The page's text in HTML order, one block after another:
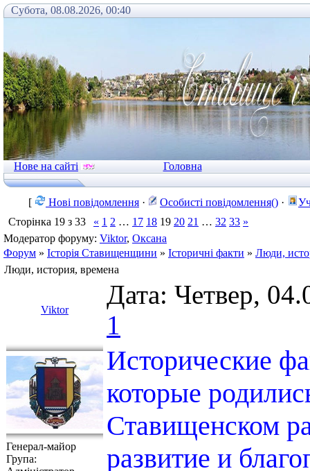
Субота, 08.08.2026, 00:40
Нове на сайті Головна
[ Нові повідомлення · Особисті повідомлення() ·
Сторінка 19 з 33 « 1 2 … 17 18 19 20 21 … 32 33 »
Модератор форуму: Viktor, Оксана
Форум » Історія Ставищенщини » Історичні факти » Люди,
Люди, история, времена
Viktor
Дата: Четвер,
1
Генерал-майор
Група:
Исторические
которые
Ставищенском
развитие и